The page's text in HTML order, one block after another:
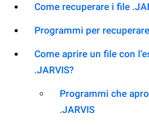
Come recuperare i file
Programmi per
Come aprire un file con
.JARVIS?
Programmi che
.JARVIS